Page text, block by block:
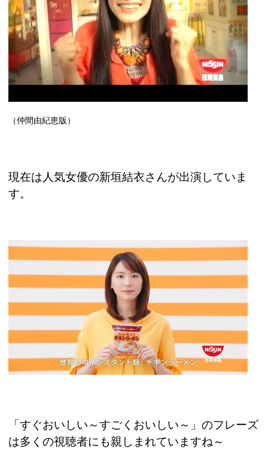
（仲間由紀恵版）
現在は人気女優の新垣結衣さんが出演していま
す。
「すぐおいしい～すごくおいしい～」のフレーズ
は多くの視聴者にも親しまれていますね～